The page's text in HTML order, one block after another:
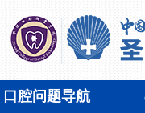
口腔问题导航